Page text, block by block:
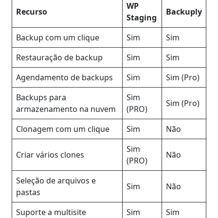
Recurso
WP
Staging
Backuply
Backup com um clique Sim
Sim
Restauração de backup
Sim
Sim
Agendamento de backups
Sim
Sim (Pro)
Backups para
armazenamento na nuvem
Sim
(PRO)
Sim (Pro)
Clonagem com um clique Sim Não
Criar vários clones
Sim
(PRO)
Não
Seleção de arquivos e
pastas
Sim Não
Suporte a multisite Sim
Sim